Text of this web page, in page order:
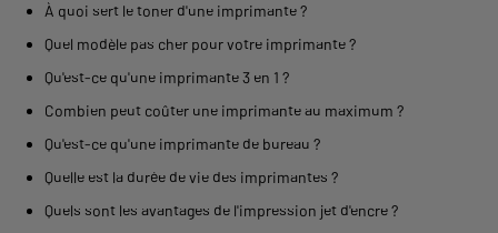
À quoi sert le toner d'une imprimante ?
Quel modèle pas cher pour votre imprimante ?
Qu'est-ce qu'une imprimante 3 en 1 ?
Combien peut coûter une imprimante au maximum ?
Qu'est-ce qu'une imprimante de bureau ?
Quelle est la durée de vie des imprimantes ?
Quels sont les avantages de l'impression jet d'encre ?